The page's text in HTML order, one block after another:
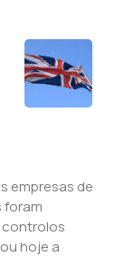
empresas de
foram
controlos
hoje a